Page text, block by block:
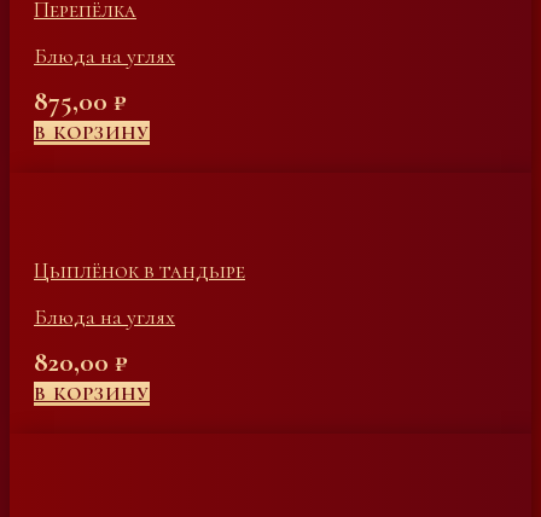
Перепёлка
Блюда на углях
875,00 ₽
В КОРЗИНУ
Цыплёнок в тандыре
Блюда на углях
820,00 ₽
В КОРЗИНУ